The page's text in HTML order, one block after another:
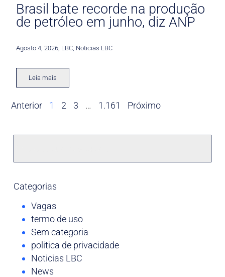
Brasil bate recorde na produção
de petróleo em junho, diz ANP
Agosto 4, 2026 LBC Noticias LBC
Leia mais
Anterior 1 2 3 … 1.161 Próximo
Categorias
Vagas
termo de uso
Sem categoria
politica de privacidade
Noticias LBC
News